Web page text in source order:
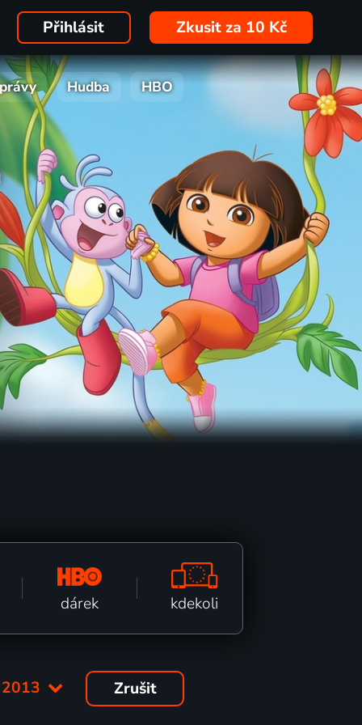
Přihlásit Zkusit za 10 Kč
Hudba HBO
dárek kdekoli
2013 Zrušit